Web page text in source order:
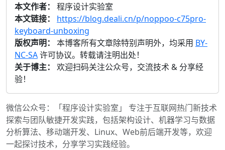
本文作者：
程序设计实验室
本文链接：
https://blog.deali.cn/p/noppoo-c75pro-
keyboard-unboxing
版权声明：
本博客所有文章除特别声明外，均采用 BY-
NC-SA许可协议。转载请注明出处！
关于博主：
欢迎扫码关注公众号，交流技术 & 分享经
验！
微信公众号：「程序设计实验室」 专注于互联网热门新技术
探索与团队敏捷开发实践，包括架构设计、机器学习与数据
分析算法、移动端开发、Linux、Web前后端开发等，欢迎
一起探讨技术，分享学习实践经验。